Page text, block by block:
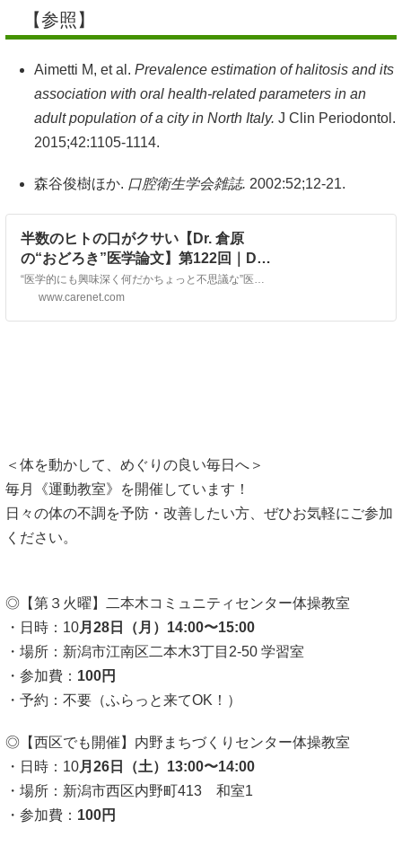
【参照】
Aimetti M, et al. Prevalence estimation of halitosis and its
association with oral health-related parameters in an
adult population of a city in North Italy. J Clin Periodontol.
2015;42:1105-1114.
森谷俊樹ほか. 口腔衛生学会雑誌. 2002:52;12-21.
半数のヒトの口がクサい【Dr. 倉原
の“おどろき”医学論文】第122回｜Dr.
倉原の“おどろき”医学論文｜
CareNet.com
“医学的にも興味深く何だかちょっと不思議な”医学論文を紹介します。第122回は、「半数のヒトの口がクサい」。
www.carenet.com
＜体を動かして、めぐりの良い毎日へ＞
毎月《運動教室》を開催しています！
日々の体の不調を予防・改善したい方、ぜひお気軽にご参加
ください。
◎【第３火曜】二本木コミュニティセンター体操教室
・日時：10月28日（月）14:00〜15:00
・場所：新潟市江南区二本木3丁目2-50 学習室
・参加費： 100円
・予約：不要（ふらっと来てOK！）
◎【西区でも開催】内野まちづくりセンター体操教室
・日時：10月26日（土）13:00〜14:00
・場所：新潟市西区内野町413 和室1
・参加費： 100円